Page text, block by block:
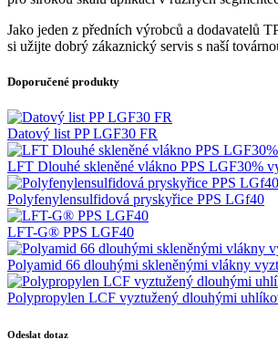
Jako jeden z předních výrobců a dodavatelů
si užijte dobrý zákaznický servis s naší
Doporučené produkty
Datový list PP LGF30 FR
LFT Dlouhé skleněné vlákno PPS LGF30%
Polyfenylensulfidová pryskyřice PPS LGf40
LFT-G® PPS LGF40
Polyamid 66 dlouhými skleněnými vlákny
Polypropylen LCF vyztužený dlouhými
Odeslat dotaz